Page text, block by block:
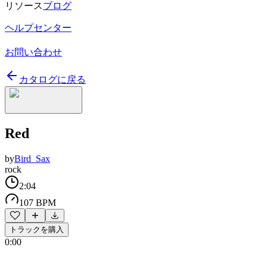
リソースブログ
ヘルプセンター
お問い合わせ
カタログに戻る
Red
byBird_Sax
rock
2:04
107 BPM
トラックを購入
0:00